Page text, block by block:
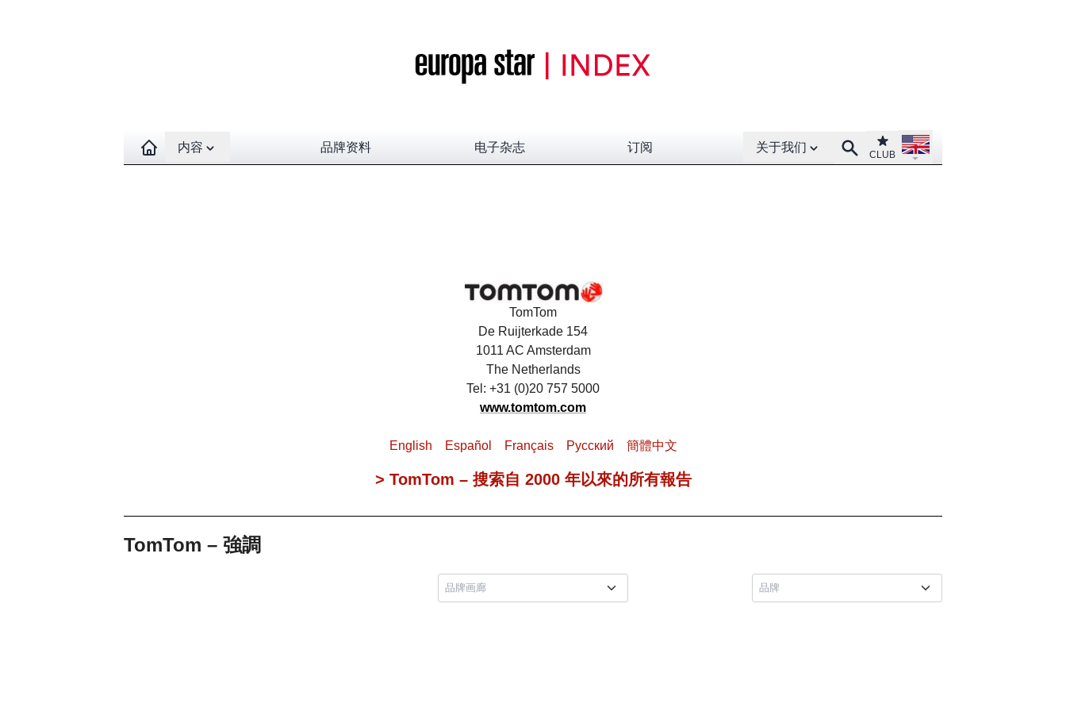
Open contents menu
内容 品牌资料 电子杂志 订阅
Open About menu
关于我们 SearchClub
CLUB
Open language menu
TomTom
De Ruijterkade 154
1011 AC Amsterdam
The Netherlands
Tel: +31 (0)20 757 5000
www.tomtom.com
English Español Français Pусский 簡體中文
> TomTom – 搜索自 2000 年以來的所有報告
TomTom – 強調